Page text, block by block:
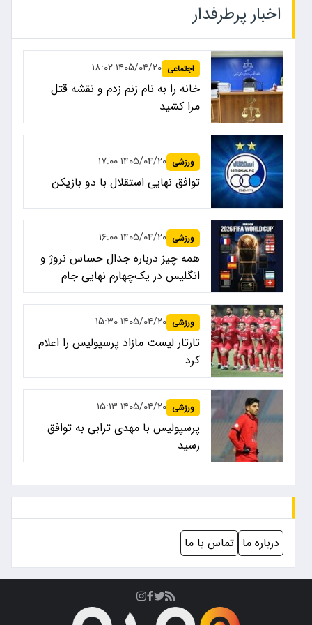
اخبار پرطرفدار
اجتماعی ۱۴۰۵/۰۴/۲۰ ۱۸:۰۲
خانه را به نام زنم زدم و نقشه قتل
مرا کشید
ورزشی ۱۴۰۵/۰۴/۲۰ ۱۷:۰۰
توافق نهایی استقلال با دو بازیکن
ورزشی ۱۴۰۵/۰۴/۲۰ ۱۶:۰۰
همه چیز درباره جدال حساس نروژ و
انگلیس در یک‌چهارم نهایی جام
جهانی ۲۰۲۶
ورزشی ۱۴۰۵/۰۴/۲۰ ۱۵:۳۰
تارتار لیست مازاد پرسپولیس را اعلام
کرد
ورزشی ۱۴۰۵/۰۴/۲۰ ۱۵:۱۳
پرسپولیس با مهدی ترابی به توافق
رسید
درباره ما تماس با ما